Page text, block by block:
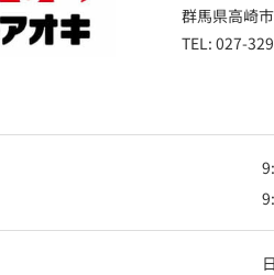
群馬県高崎
TEL: 027-